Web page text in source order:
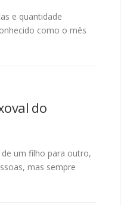
e quantidade
como o mês
do
um filho para outro,
mas sempre